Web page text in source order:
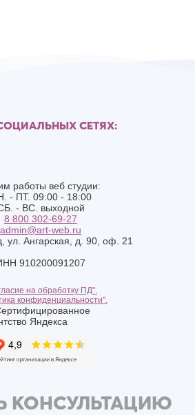
работы веб студии:
- ПТ. 09:00 - 18:00
- ВС. выходной
8 800 302-69-27
admin@art-web.ru
ул. Ангарская, д. 90, оф. 21
910200091207
на обработку ПД".
конфиденциальности".
СЕТЯХ:
КОНСУЛЬТАЦИЮ